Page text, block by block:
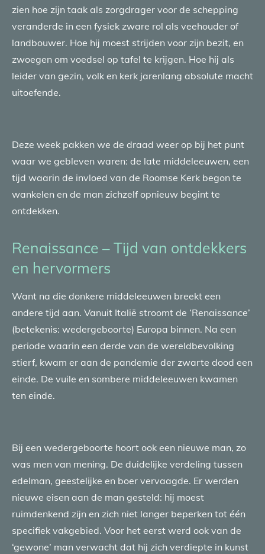
zien hoe zijn taak als zorgdrager voor de schepping
veranderde in een fysiek zware rol als veehouder of
landbouwer. Hoe hij moest strijden voor zijn bezit, en
zwoegen om voedsel op tafel te krijgen. Hoe hij als
leider van gezin, volk en kerk jarenlang absolute macht
uitoefende.
Deze week pakken we de draad weer op bij het punt
waar we gebleven waren: de late middeleeuwen, een
tijd waarin de invloed van de Roomse Kerk begon te
wankelen en de man zichzelf opnieuw begint te
ontdekken.
Renaissance – Tijd van ontdekkers
en hervormers
Want na die donkere middeleeuwen breekt een
andere tijd aan. Vanuit Italië stroomt de ‘Renaissance’
(betekenis: wedergeboorte) Europa binnen. Na een
periode waarin een derde van de wereldbevolking
stierf, kwam er aan de pandemie der zwarte dood een
einde. De vuile en sombere middeleeuwen kwamen
ten einde.
Bij een wedergeboorte hoort ook een nieuwe man, zo
was men van mening. De duidelijke verdeling tussen
edelman, geestelijke en boer vervaagde. Er werden
nieuwe eisen aan de man gesteld: hij moest
ruimdenkend zijn en zich niet langer beperken tot één
specifiek vakgebied. Voor het eerst werd ook van de
‘gewone’ man verwacht dat hij zich verdiepte in kunst